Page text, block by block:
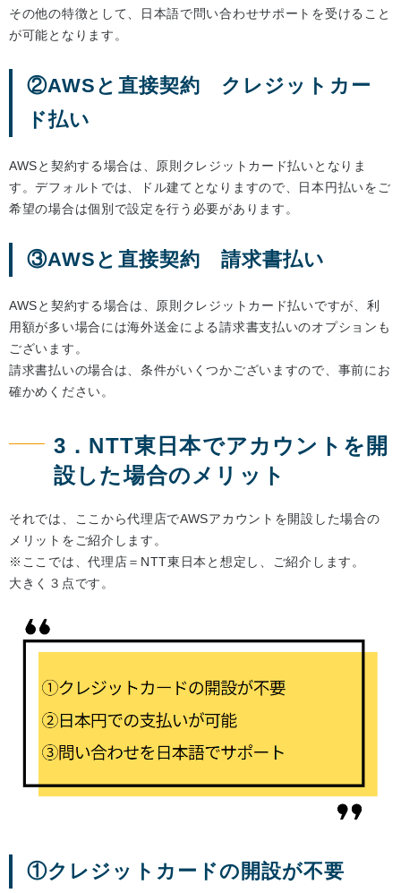
その他の特徴として、日本語で問い合わせサポートを受けること
が可能となります。
②AWSと直接契約 クレジットカー
ド払い
AWSと契約する場合は、原則クレジットカード払いとなりま
す。デフォルトでは、ドル建てとなりますので、日本円払いをご
希望の場合は個別で設定を行う必要があります。
③AWSと直接契約 請求書払い
AWSと契約する場合は、原則クレジットカード払いですが、利
用額が多い場合には海外送金による請求書支払いのオプションも
ございます。
請求書払いの場合は、条件がいくつかございますので、事前にお
確かめください。
3．NTT東日本でアカウントを開
設した場合のメリット
それでは、ここから代理店でAWSアカウントを開設した場合の
メリットをご紹介します。
※ここでは、代理店＝NTT東日本と想定し、ご紹介します。
大きく３点です。
①クレジットカードの開設が不要